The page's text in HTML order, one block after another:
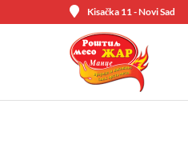
Kisačka 11 - Novi Sad